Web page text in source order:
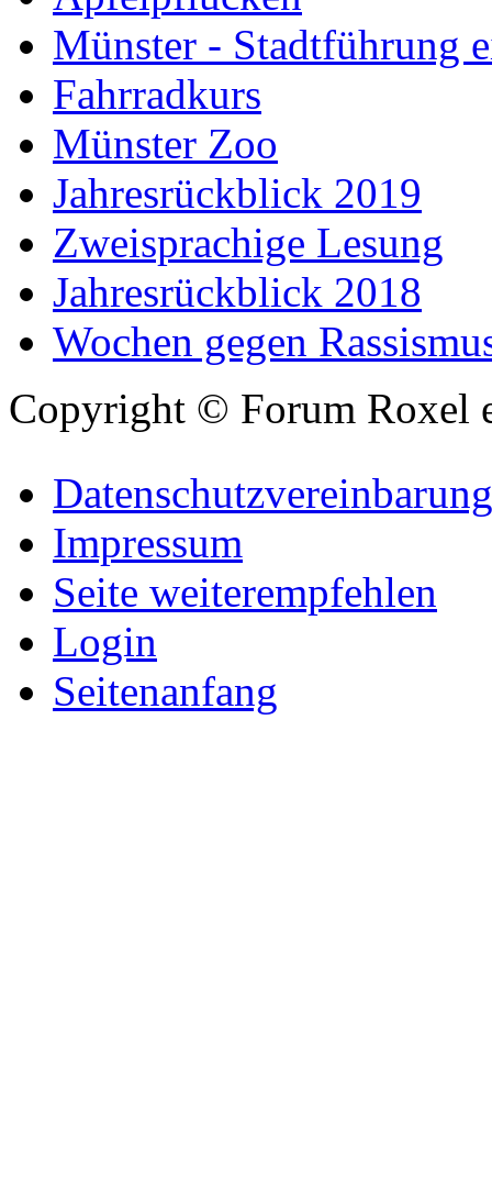
Münster - Stadtführung
Fahrradkurs
Münster Zoo
Jahresrückblick 2019
Zweisprachige Lesung
Jahresrückblick 2018
Wochen gegen
Copyright © Forum Roxel
Datenschutzvereinbarung
Impressum
Seite weiterempfehlen
Login
Seitenanfang